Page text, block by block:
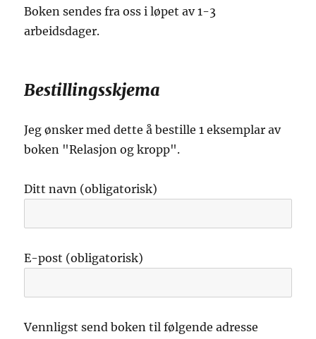
Boken sendes fra oss i løpet av 1-3
arbeidsdager.
Bestillingsskjema
Jeg ønsker med dette å bestille 1 eksemplar av
boken "Relasjon og kropp".
Ditt navn (obligatorisk)
E-post (obligatorisk)
Vennligst send boken til følgende adresse